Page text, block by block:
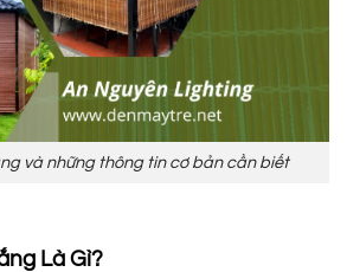
và những thông tin cơ bản cần biết
Là Gì?